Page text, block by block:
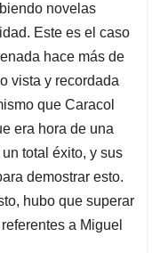
novelas
Este es el caso
hace más de
vista y recordada
que Caracol
era hora de una
total éxito, y sus
demostrar esto.
hubo que superar
a Miguel